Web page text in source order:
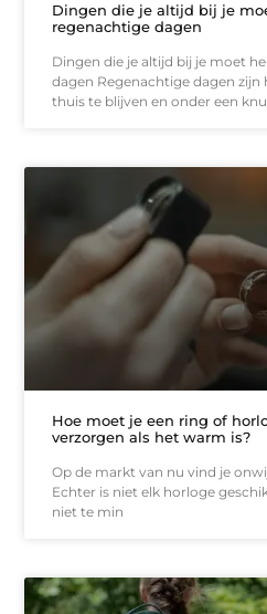
Dingen die je altijd bij je
regenachtige dagen
Dingen die je altijd bij je moet
dagen Regenachtige dagen
thuis te blijven en onder een
Hoe moet je een ring of
verzorgen als het warm is?
Op de markt van nu vind je
Echter is niet elk horloge
niet te min